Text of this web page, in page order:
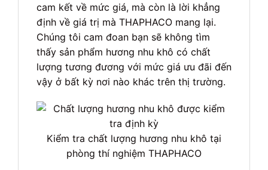
cam kết về mức giá, mà còn là lời khẳng
định về giá trị mà THAPHACO mang lại.
Chúng tôi cam đoan bạn sẽ không tìm
thấy sản phẩm hương nhu khô có chất
lượng tương đương với mức giá ưu đãi đến
vậy ở bất kỳ nơi nào khác trên thị trường.
Kiểm tra chất lượng hương nhu khô tại
phòng thí nghiệm THAPHACO